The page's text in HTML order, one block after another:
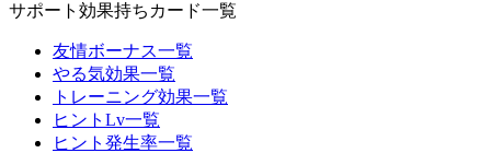
サポート効果持ちカード一覧
友情ボーナス一覧
やる気効果一覧
トレーニング効果一覧
ヒントLv一覧
ヒント発生率一覧